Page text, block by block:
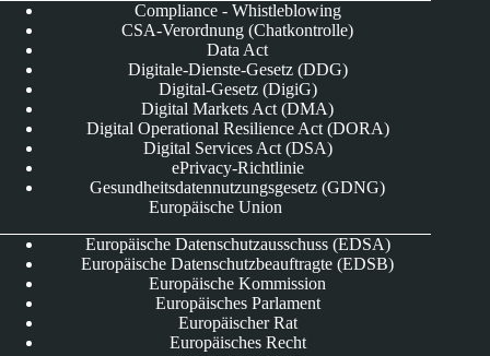
Compliance - Whistleblowing
CSA-Verordnung (Chatkontrolle)
Data Act
Digitale-Dienste-Gesetz (DDG)
Digital-Gesetz (DigiG)
Digital Markets Act (DMA)
Digital Operational Resilience Act (DORA)
Digital Services Act (DSA)
ePrivacy-Richtlinie
Gesundheitsdatennutzungsgesetz (GDNG)
Europäische Union
Europäische Datenschutzausschuss (EDSA)
Europäische Datenschutzbeauftragte (EDSB)
Europäische Kommission
Europäisches Parlament
Europäischer Rat
Europäisches Recht